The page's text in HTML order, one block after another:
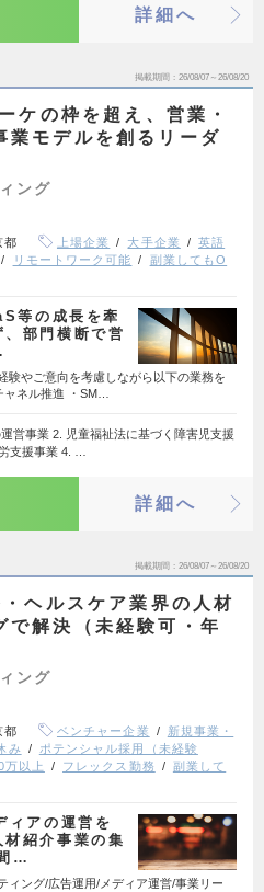
詳細へ
掲載期間 26/08/07～26/08/20
ケの枠を超え、営業・
業モデルを創るリーダ
ング
都 上場企業 大手企業
英語
リモートワーク可能
副業してもO
等の成長を牽
部門横断で営
験やご意向を考慮しながら以下の業務を
ネル推進 ・SM…
営事業 2. 児童福祉法に基づく障害児支援
支援事業 4. …
詳細へ
掲載期間 26/08/07～26/08/20
ヘルスケア業界の人材
で解決（未経験可・年
ング
都 ベンチャー企業
新規事業・
み
ポテンシャル採用（未経験
万以上 フレックス勤務
副業して
ィアの運営を
紹介事業の集
…
ィング/広告運用/メディア運営/事業リー